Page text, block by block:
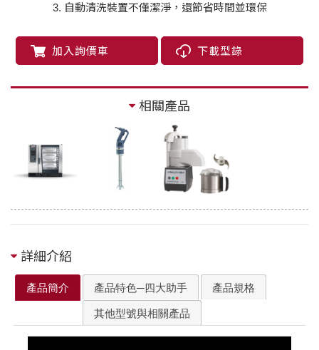
3. 自動清洗裝置不僅潔淨，還節省時間並環保
加入詢價車 下載型錄
相關產品
詳細介紹
產品簡介 產品特色─四大助手 產品規格
其他型號與相關產品